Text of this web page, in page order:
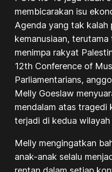
membicarakan isu
Agenda yang tak kalah
kemanusiaan,
menimpa rakyat
12th Conference of
Parliamentarians,
Melly Goeslaw
mendalam atas tragedi
terjadi di kedua
Melly mengingatkan
anak-anak selalu